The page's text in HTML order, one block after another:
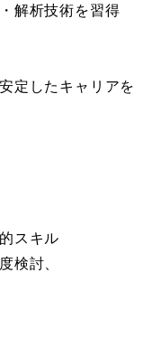
解析技術を習得
定したキャリアを
スキル
検討、